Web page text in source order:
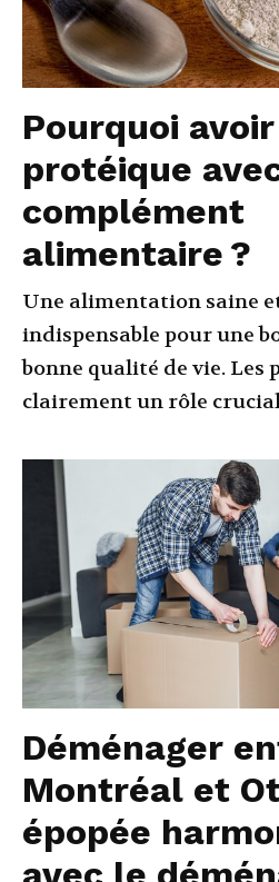
Pourquoi
protéique
complément
alimentaire ?
Une alimentation saine
indispensable pour une
bonne qualité de vie. Les
clairement un rôle
Déménager
Montréal et
épopée